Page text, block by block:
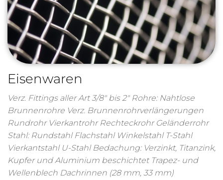
Eisenwaren
Verz. Fittings aller Art 3/8″ bis 2″ Rohre: Nahtlose
Brunnenrohre Verz. Brunnenrohrverlängerungen
Rundrohr Vierkantrohr Rechteckrohr Geländerrohr
Stahl: Rundstahl Flachstahl Winkelstahl T-Stahl
Vierkantstahl U-Stahl Bedachung: Verzinkt, Titanzink,
Kupfer und Aluminium beschichtet Trapez- und
Wellenblech Dachrinnen (28 mm, 33 mm)